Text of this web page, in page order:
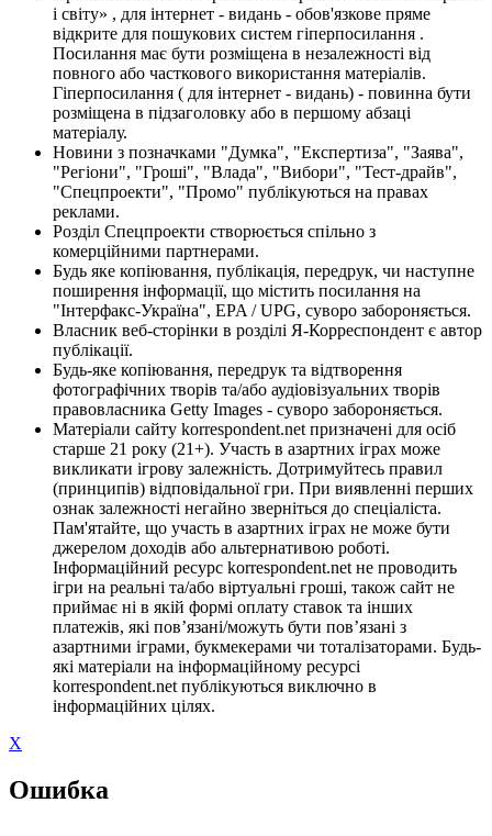
і світу» , для інтернет - видань - обов'язкове пряме
відкрите для пошукових систем гіперпосилання .
Посилання має бути розміщена в незалежності від
повного або часткового використання матеріалів.
Гіперпосилання ( для інтернет - видань) - повинна бути
розміщена в підзаголовку або в першому абзаці
матеріалу.
Новини з позначками "Думка", "Експертиза", "Заява",
"Регіони", "Гроші", "Влада", "Вибори", "Тест-драйв",
"Спецпроекти", "Промо" публікуються на правах
реклами.
Розділ Спецпроекти створюється спільно з
комерційними партнерами.
Будь яке копіювання, публікація, передрук, чи наступне
поширення інформації, що містить посилання на
"Інтерфакс-Україна", EPA / UPG, суворо забороняється.
Власник веб-сторінки в розділі Я-Корреспондент є автор
публікації.
Будь-яке копіювання, передрук та відтворення
фотографічних творів та/або аудіовізуальних творів
правовласника Getty Images - суворо забороняється.
Матеріали сайту korrespondent.net призначені для осіб
старше 21 року (21+). Участь в азартних іграх може
викликати ігрову залежність. Дотримуйтесь правил
(принципів) відповідальної гри. При виявленні перших
ознак залежності негайно зверніться до спеціаліста.
Пам'ятайте, що участь в азартних іграх не може бути
джерелом доходів або альтернативою роботі.
Інформаційний ресурс korrespondent.net не проводить
ігри на реальні та/або віртуальні гроші, також сайт не
приймає ні в якій формі оплату ставок та інших
платежів, які пов’язані/можуть бути пов’язані з
азартними іграми, букмекерами чи тоталізаторами. Будь-
які матеріали на інформаційному ресурсі
korrespondent.net публікуються виключно в
інформаційних цілях.
X
Ошибка